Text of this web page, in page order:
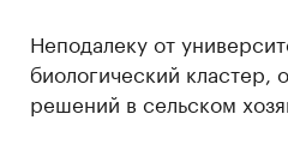
Неподалеку от
биологический
решений в сельском